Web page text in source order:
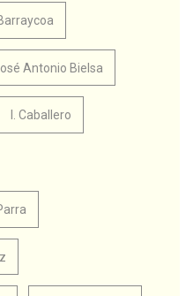
Antonio Bielsa
I. Caballero